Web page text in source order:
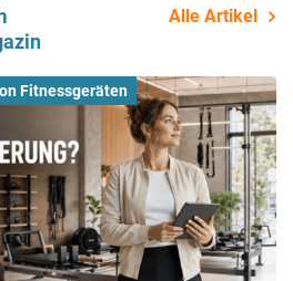
Alle Artikel
Fitnessgeräten